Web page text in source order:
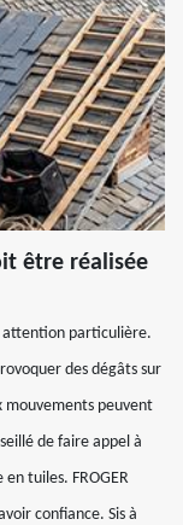
être réalisée
attention particulière.
des dégâts sur
mouvements peuvent
de faire appel à
tuiles. FROGER
confiance. Sis à